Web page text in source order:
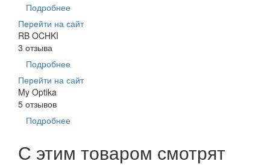
Подробнее
Перейти на сайт
RB OCHKI
3 отзыва
Подробнее
Перейти на сайт
My Optika
5 отзывов
Подробнее
С этим товаром смотрят